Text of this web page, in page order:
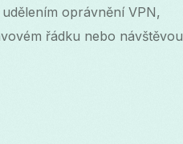
oprávnění VPN,
řádku nebo návštěvou